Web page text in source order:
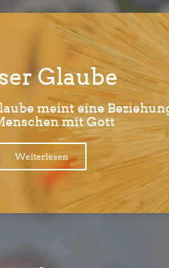
Glaube
meint eine
mit Gott
Weiterlesen